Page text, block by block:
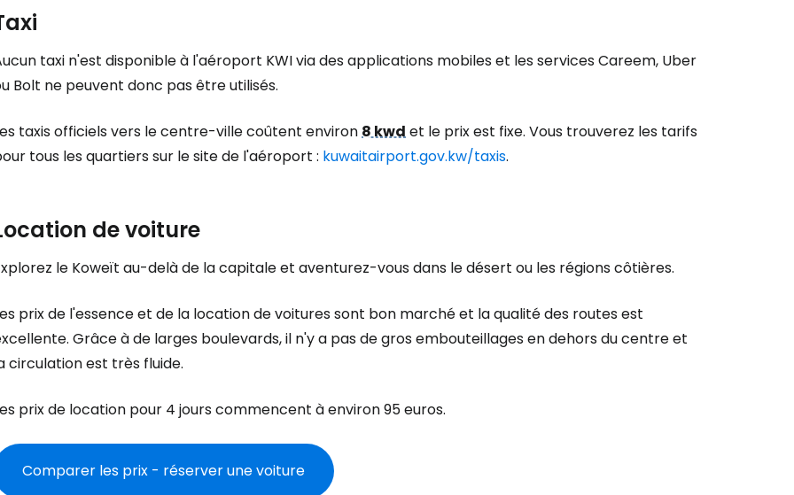
taxi n'est disponible à l'aéroport KWI via des applications mobiles et les services Careem, Uber
Bolt ne peuvent donc pas être utilisés.
taxis officiels vers le centre-ville coûtent environ8 kwdet le prix est fixe. Vous trouverez les tarifs
tous les quartiers sur le site de l'aéroport : kuwaitairport.gov.kw/taxis.
de voiture
le Koweït au-delà de la capitale et aventurez-vous dans le désert ou les régions côtières.
prix de l'essence et de la location de voitures sont bon marché et la qualité des routes est
Grâce à de larges boulevards, il n'y a pas de gros embouteillages en dehors du centre et
circulation est très fluide.
prix de location pour 4 jours commencent à environ 95 euros.
Comparer les prix - réserver une voiture